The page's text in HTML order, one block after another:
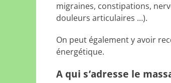
migraines, constipations,
douleurs articulaires …).
On peut également y avoir
énergétique.
A qui s’adresse le